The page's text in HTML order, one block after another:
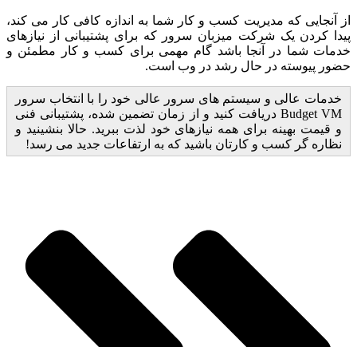
از آنجایی که مدیریت کسب و کار شما به اندازه کافی کار می کند،
پیدا کردن یک شرکت میزبان سرور که برای پشتیبانی از نیازهای
خدمات شما در آنجا باشد گام مهمی برای کسب و کار مطمئن و
حضور پیوسته در حال رشد در وب است.
خدمات عالی و سیستم های سرور عالی خود را با انتخاب سرور
Budget VM دریافت کنید و از زمان تضمین شده، پشتیبانی فنی
و قیمت بهینه برای همه نیازهای خود لذت ببرید. حالا بنشینید و
نظاره گر کسب و کارتان باشید که به ارتفاعات جدید می رسد!